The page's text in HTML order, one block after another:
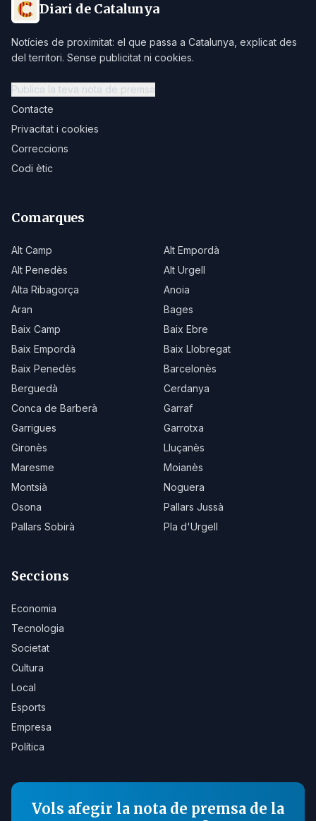
Diari de Catalunya
Notícies de proximitat: el que passa a Catalunya, explicat des
del territori. Sense publicitat ni cookies.
Publica la teva nota de premsa
Contacte
Privacitat i cookies
Correccions
Codi ètic
Comarques
Alt Camp
Alt Empordà
Alt Penedès
Alt Urgell
Alta Ribagorça
Anoia
Aran
Bages
Baix Camp
Baix Ebre
Baix Empordà
Baix Llobregat
Baix Penedès
Barcelonès
Berguedà
Cerdanya
Conca de Barberà
Garraf
Garrigues
Garrotxa
Gironès
Lluçanès
Maresme
Moianès
Montsià
Noguera
Osona
Pallars Jussà
Pallars Sobirà
Pla d'Urgell
Seccions
Economia
Tecnologia
Societat
Cultura
Local
Esports
Empresa
Política
Vols afegir la nota de premsa de la